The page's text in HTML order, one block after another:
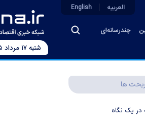
چندرسانه‌ای
العربیه English
شنبه ۱۷ مرداد ۱۴۰۵
ها
یک نگاه